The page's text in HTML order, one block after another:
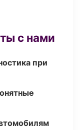
с нами
при